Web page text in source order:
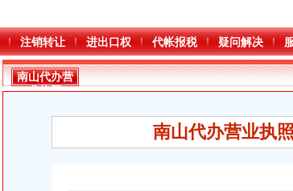
注销转让 进出口权 代帐报税 疑问解决
南山代办营
业执照
南山代办营业执